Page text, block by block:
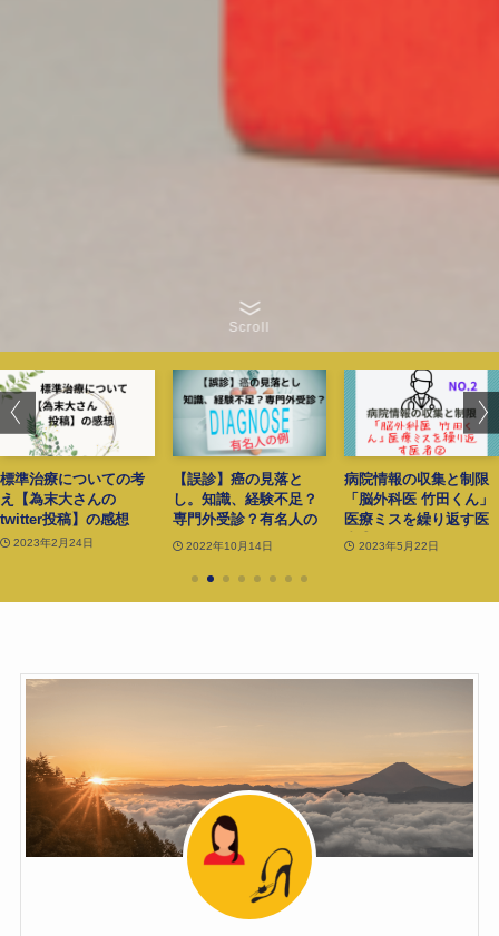
Scroll
療についての考
末大さんの
稿】の感想
2月24日
【誤診】癌の見落と
し。知識、経験不足？
専門外受診？有名人の
2022年10月14日
病院情報の収集と制限
「脳外科医 竹田くん」
医療ミスを繰り返す医
2023年5月22日
【
マ
容